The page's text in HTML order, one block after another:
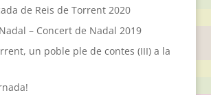
de Reis de Torrent 2020
– Concert de Nadal 2019
un poble ple de contes (III) a la